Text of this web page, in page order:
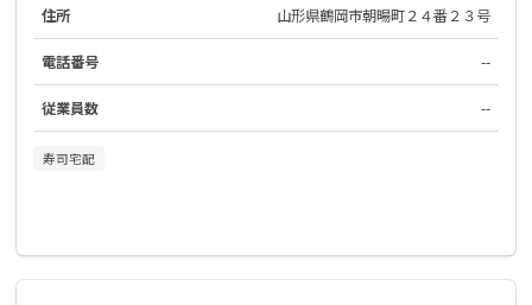
住所 山形県鶴岡市朝暘町２４番２３号
電話番号 --
従業員数 --
寿司宅配